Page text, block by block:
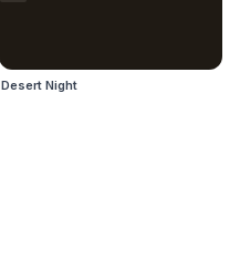
Desert Night